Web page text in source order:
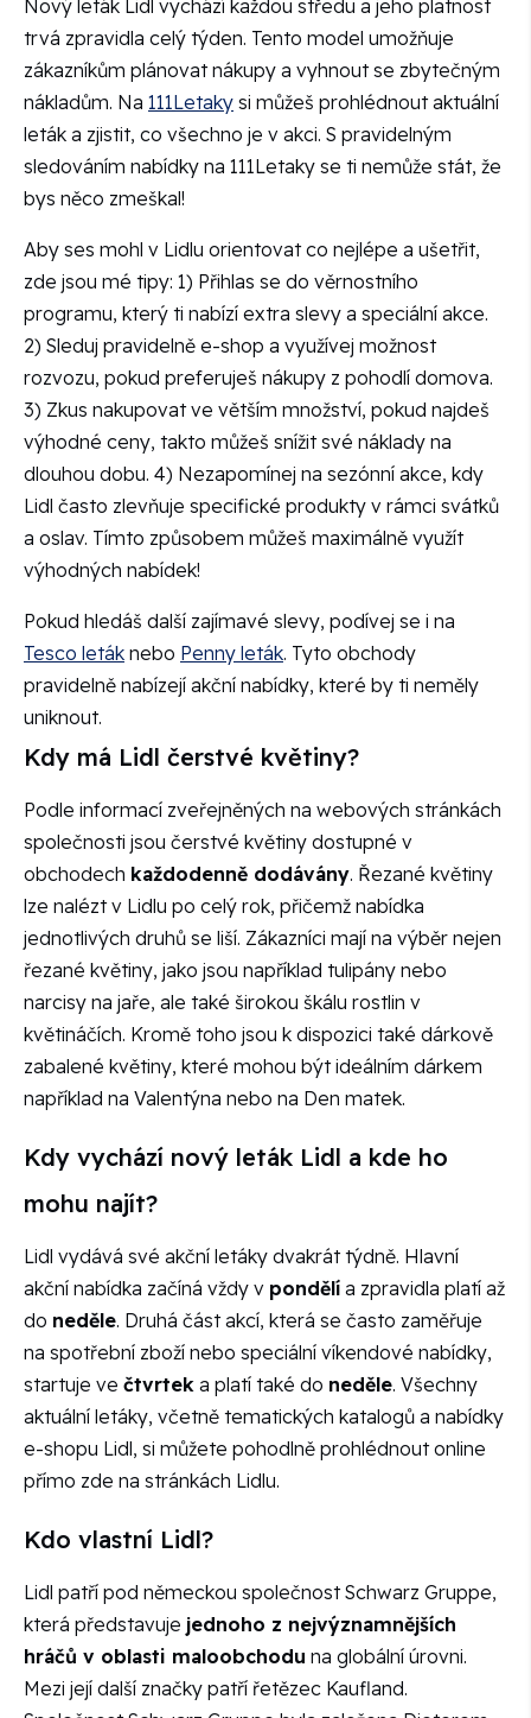
Nový leták Lidl vychází každou středu a jeho platnost
trvá zpravidla celý týden. Tento model umožňuje
zákazníkům plánovat nákupy a vyhnout se zbytečným
nákladům. Na 111Letaky si můžeš prohlédnout aktuální
leták a zjistit, co všechno je v akci. S pravidelným
sledováním nabídky na 111Letaky se ti nemůže stát, že
bys něco zmeškal!
Aby ses mohl v Lidlu orientovat co nejlépe a ušetřit,
zde jsou mé tipy: 1) Přihlas se do věrnostního
programu, který ti nabízí extra slevy a speciální akce.
2) Sleduj pravidelně e-shop a využívej možnost
rozvozu, pokud preferuješ nákupy z pohodlí domova.
3) Zkus nakupovat ve větším množství, pokud najdeš
výhodné ceny, takto můžeš snížit své náklady na
dlouhou dobu. 4) Nezapomínej na sezónní akce, kdy
Lidl často zlevňuje specifické produkty v rámci svátků
a oslav. Tímto způsobem můžeš maximálně využít
výhodných nabídek!
Pokud hledáš další zajímavé slevy, podívej se i na
Tesco leták nebo Penny leták. Tyto obchody
pravidelně nabízejí akční nabídky, které by ti neměly
uniknout.
Kdy má Lidl čerstvé květiny?
Podle informací zveřejněných na webových stránkách
společnosti jsou čerstvé květiny dostupné v
obchodech každodenně dodávány. Řezané květiny
lze nalézt v Lidlu po celý rok, přičemž nabídka
jednotlivých druhů se liší. Zákazníci mají na výběr nejen
řezané květiny, jako jsou například tulipány nebo
narcisy na jaře, ale také širokou škálu rostlin v
květináčích. Kromě toho jsou k dispozici také dárkově
zabalené květiny, které mohou být ideálním dárkem
například na Valentýna nebo na Den matek.
Kdy vychází nový leták Lidl a kde ho
mohu najít?
Lidl vydává své akční letáky dvakrát týdně. Hlavní
akční nabídka začíná vždy v pondělí a zpravidla platí až
do neděle. Druhá část akcí, která se často zaměřuje
na spotřební zboží nebo speciální víkendové nabídky,
startuje ve čtvrtek a platí také do neděle. Všechny
aktuální letáky, včetně tematických katalogů a nabídky
e-shopu Lidl, si můžete pohodlně prohlédnout online
přímo zde na stránkách Lidlu.
Kdo vlastní Lidl?
Lidl patří pod německou společnost Schwarz Gruppe,
která představuje jednoho z nejvýznamnějších
hráčů v oblasti maloobchodu na globální úrovni.
Mezi její další značky patří řetězec Kaufland.